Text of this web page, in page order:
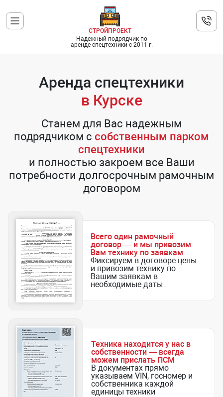
СТРОЙПРОЕКТ
Надежный подрядчик по
аренде спецтехники с 2011 г.
Аренда спецтехники
в Курске
Станем для Вас надежным
подрядчиком с собственным парком
спецтехники
и полностью закроем все Ваши
потребности долгосрочным рамочным
договором
Всего один рамочный
договор — и мы привозим
Вам технику по заявкам
Фиксируем в договоре цены
и привозим технику по
Вашим заявкам в
необходимые даты
Техника находится у нас в
собственности — всегда
можем прислать ПСМ
В документах прямо
указываем VIN, госномер и
собственника каждой
единицы техники